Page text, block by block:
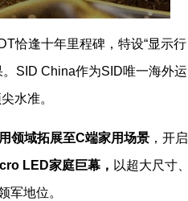
恰逢十年里程碑，特设“显示行
SID China作为SID唯一海外运
水准。
领域拓展至C端家用场景 ，开启
LED家庭巨幕， 以超大尺寸、
军地位。